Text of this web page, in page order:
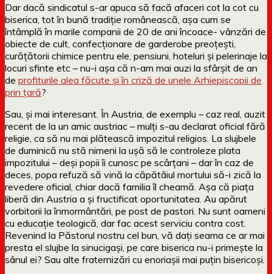
Dar dacă sindicatul s-ar apuca să facă afaceri cot la cot cu
biserica, tot în bună tradiție românească, așa cum se
întâmplă în marile companii de 20 de ani încoace- vânzări de
obiecte de cult, confecționare de garderobe preoțești,
curățătorii chimice pentru ele, pensiuni, hoteluri și pelerinaje la
locuri sfinte etc – nu-i așa că n-am mai auzi la sfârșit de an
de profiturile alea făcute și în criză de unele Arhiepiscopii de
prin țară?
Sau, și mai interesant. În Austria, de exemplu – caz real, auzit
recent de la un amic austriac – mulți s-au declarat oficial fără
religie, ca să nu mai plătească impozitul religios. La slujbele
de duminică nu stă nimeni la ușă să le controleze plata
impozitului – deși popii îi cunosc pe scârțani – dar în caz de
deces, popa refuză să vină la căpătâiul mortului să-i zică la
revedere oficial, chiar dacă familia îl cheamă. Așa că piața
liberă din Austria a și fructificat oportunitatea. Au apărut
vorbitorii la înmormântări, pe post de pastori. Nu sunt oameni
cu educație teologică, dar fac acest serviciu contra cost.
Revenind la Păstorul nostru cel bun, vă dați seama ce ar mai
presta el slujbe la sinucigași, pe care biserica nu-i primește la
sânul ei? Sau alte fraternizări cu enoriașii mai puțin bisericoși.